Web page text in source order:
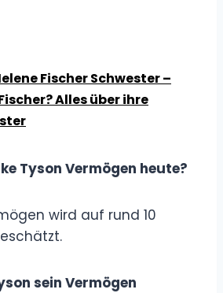
Fischer Schwester –
Alles über ihre
Tyson Vermögen heute?
wird auf rund 10
sein Vermögen